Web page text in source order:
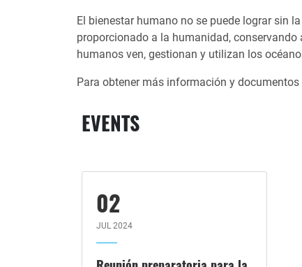
El bienestar humano no se puede lograr sin
proporcionado a la humanidad,
humanos ven, gestionan y utilizan los
Para obtener más información y documentos
EVENTS
02
JUL 2024